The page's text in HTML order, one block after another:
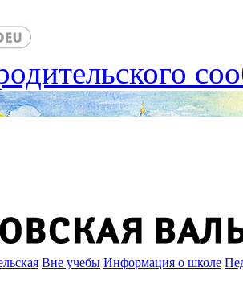
Вне учебы Информация о школе